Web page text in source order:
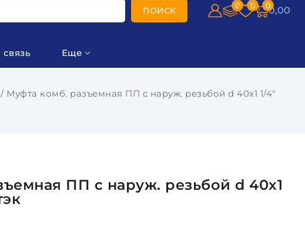
ПОИСК 0 0 00,00
Еще
Муфта комб. разъемная ПП с наруж. резьбой d 40х1 1/4"
ПП с наруж. резьбой d 40х1